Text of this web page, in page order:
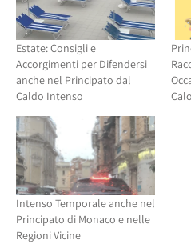
Estate: Consigli e
Accorgimenti per Difendersi
anche nel Principato dal
Caldo Intenso
Intenso Temporale anche nel
Principato di Monaco e nelle
Regioni Vicine